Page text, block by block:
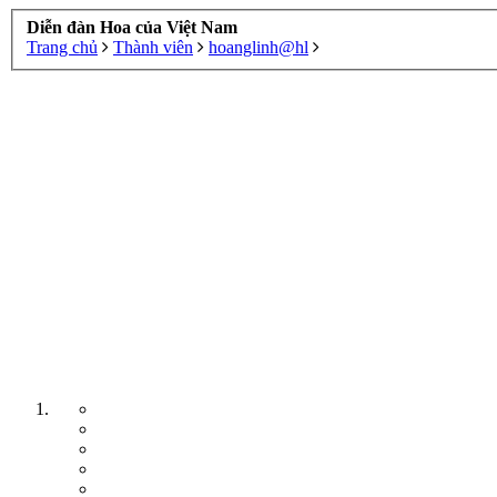
Diễn đàn Hoa của Việt Nam
Trang chủ
Thành viên hoanglinh@hl